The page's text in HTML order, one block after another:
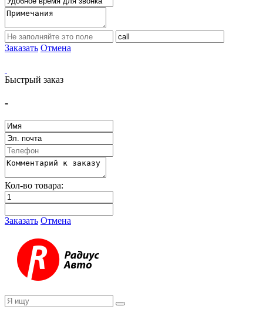
Заказать Отмена
Быстрый заказ
-
Кол-во товара:
Заказать Отмена